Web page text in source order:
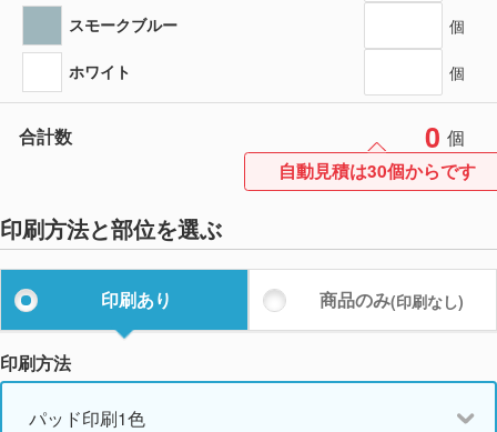
スモークブルー 個
ホワイト 個
合計数 0 個
自動見積は30個からです
印刷方法と部位を選ぶ
印刷あり 商品のみ(印刷なし)
印刷方法
パッド印刷1色